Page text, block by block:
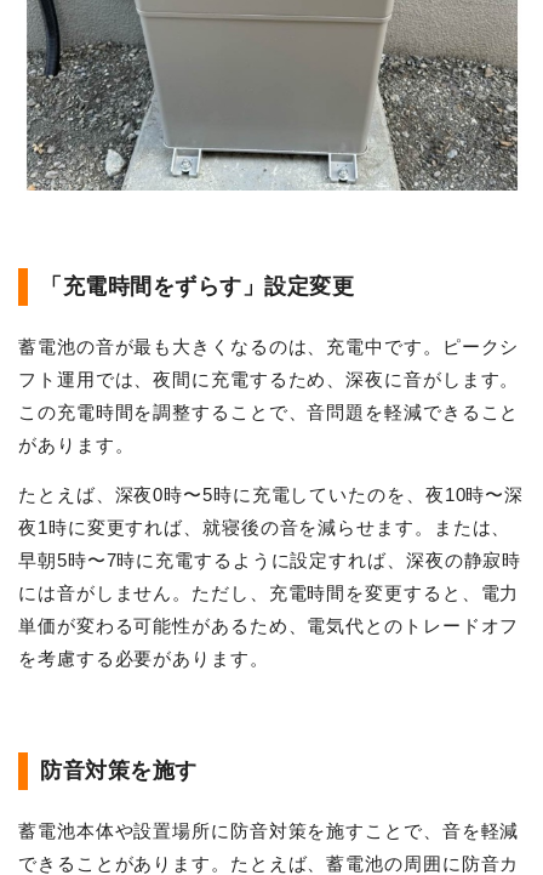
「充電時間をずらす」設定変更
蓄電池の音が最も大きくなるのは、充電中です。ピークシ
フト運用では、夜間に充電するため、深夜に音がします。
この充電時間を調整することで、音問題を軽減できること
があります。
たとえば、深夜0時〜5時に充電していたのを、夜10時〜深
夜1時に変更すれば、就寝後の音を減らせます。または、
早朝5時〜7時に充電するように設定すれば、深夜の静寂時
には音がしません。ただし、充電時間を変更すると、電力
単価が変わる可能性があるため、電気代とのトレードオフ
を考慮する必要があります。
防音対策を施す
蓄電池本体や設置場所に防音対策を施すことで、音を軽減
できることがあります。たとえば、蓄電池の周囲に防音カ